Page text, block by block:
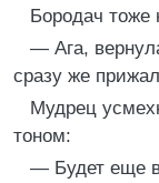
Бородач тоже
— Ага,
сразу же
Мудрец
тоном:
— Будет еще